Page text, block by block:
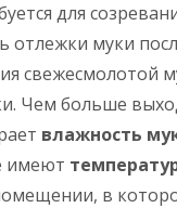
для
отлежки муки
свежесмолотой
Чем больше
влажность
имеют
в